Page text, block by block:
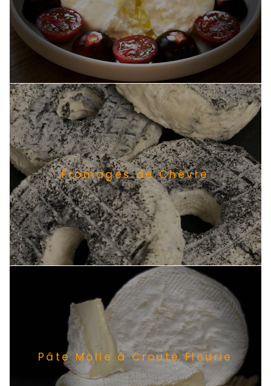
Fromages de Chèvre
Pâte Molle à Croute Fleurie